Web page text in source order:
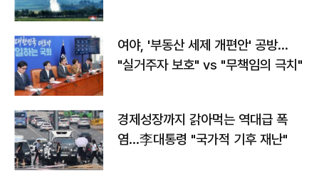
여야, '부동산 세제 개편안' 공방…
"실거주자 보호" vs "무책임의 극치"
경제성장까지 갉아먹는 역대급 폭
염…李대통령 "국가적 기후 재난"